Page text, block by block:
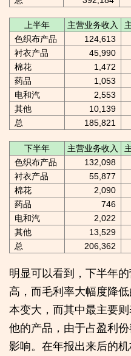
上半年 主营业务收入
色织布产品 124,613
衬衣产品
45,990
棉花
1,472
药品
1,053
电和汽
2,553
其他
10,139
总
185,821
下半年 主营业务收入
色织布产品 132,098
衬衣产品
55,877
棉花
2,090
药品
746
电和汽
2,022
其他
13,529
总
206,362
明显可以看到，下半年
高，而毛利率大幅度降
本变大，而其中最主要
他的产品，由于占盈利
影响。在年报出来后的